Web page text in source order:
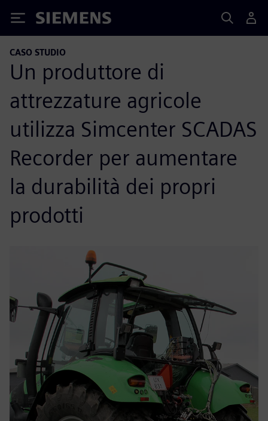
Siemens
CASO STUDIO
Un produttore di
attrezzature agricole
utilizza Simcenter SCADAS
Recorder per aumentare
la durabilità dei propri
prodotti